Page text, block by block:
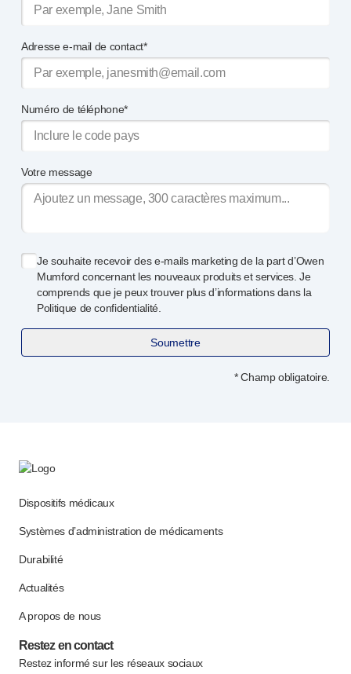
Adresse e-mail de contact*
Numéro de téléphone*
Votre message
Je souhaite recevoir dese-mailsmarketing de la part d’Owen
Mumford concernant les nouveaux produits et services. Je
comprends que je peux trouver plus d’informations dans la
Politique de confidentialité.
Soumettre
* Champ obligatoire.
Dispositifs médicaux
Systèmes d’administration de médicaments
Durabilité
Actualités
A propos de nous
Restez en contact
Restez informé sur les réseaux sociaux